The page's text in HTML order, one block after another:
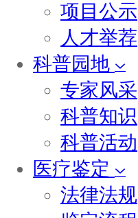
项目公示
人才举荐
科普园地
专家风采
科普知识
科普活动
医疗鉴定
法律法规